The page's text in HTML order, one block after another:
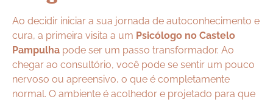
Ao decidir iniciar a sua jornada de autoconhecimento e
cura, a primeira visita a um Psicólogo no Castelo
Pampulha pode ser um passo transformador. Ao
chegar ao consultório, você pode se sentir um pouco
nervoso ou apreensivo, o que é completamente
normal. O ambiente é acolhedor e projetado para que